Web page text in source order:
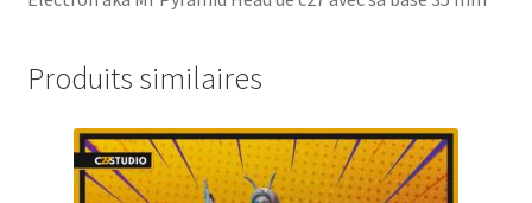
Produits similaires